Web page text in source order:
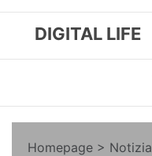
DIGITAL LIFE
Homepage > Notizia